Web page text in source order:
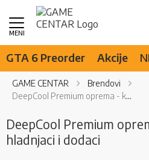
GTA 6 Preorder Akcije
GAME CENTAR
Brendovi
DeepCool Premium oprema - kućišta, hladnjaci i dodaci
DeepCool Premium
hladnjaci i dodaci